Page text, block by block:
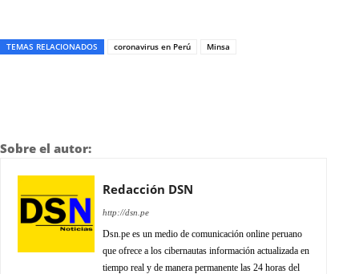
TEMAS RELACIONADOS coronavirus en Perú Minsa
Sobre el autor:
Redacción DSN
http://dsn.pe
Dsn.pe es un medio de comunicación online peruano
que ofrece a los cibernautas información actualizada en
tiempo real y de manera permanente las 24 horas del